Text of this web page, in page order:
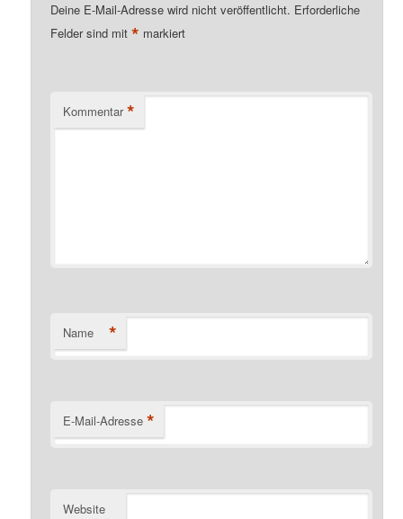
Deine E-Mail-Adresse wird nicht veröffentlicht. Erforderliche
Felder sind mit* markiert
Kommentar *
Name *
E-Mail-Adresse *
Website